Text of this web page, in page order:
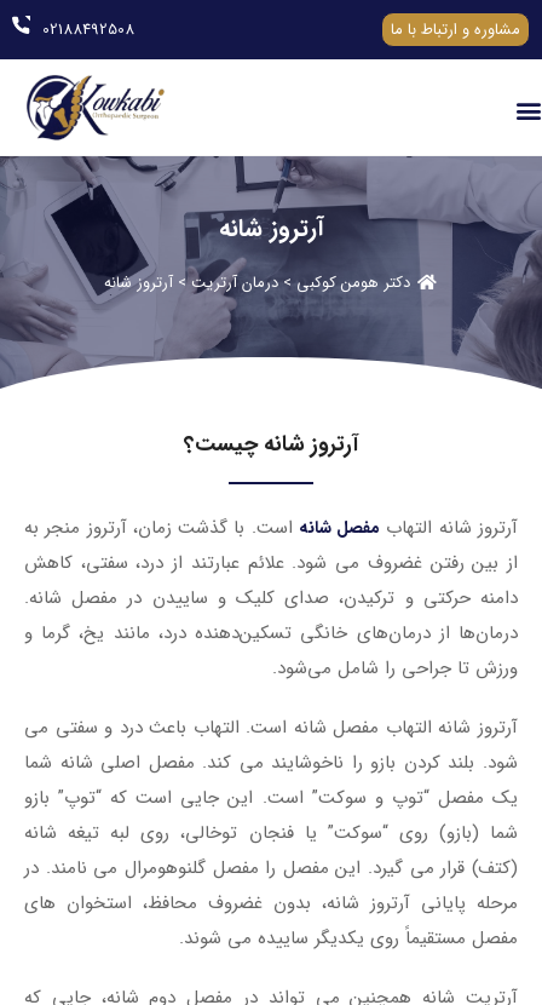
مشاوره و ارتباط با ما 02188492508
آرتروز شانه
دکتر هومن کوکبی >درمان آرتریت> آرتروز شانه
آرتروز شانه چیست؟
آرتروز شانه التهاب مفصل شانه است. با گذشت زمان، آرتروز منجر به
از بین رفتن غضروف می شود. علائم عبارتند از درد، سفتی، کاهش
دامنه حرکتی و ترکیدن، صدای کلیک و ساییدن در مفصل شانه.
درمان‌ها از درمان‌های خانگی تسکین‌دهنده درد، مانند یخ، گرما و
ورزش تا جراحی را شامل می‌شود.
آرتروز شانه التهاب مفصل شانه است. التهاب باعث درد و سفتی می
شود. بلند کردن بازو را ناخوشایند می کند. مفصل اصلی شانه شما
یک مفصل “توپ و سوکت” است. این جایی است که “توپ” بازو
شما (بازو) روی “سوکت” یا فنجان توخالی، روی لبه تیغه شانه
(کتف) قرار می گیرد. این مفصل را مفصل گلنوهومرال می نامند. در
مرحله پایانی آرتروز شانه، بدون غضروف محافظ، استخوان های
مفصل مستقیماً روی یکدیگر ساییده می شوند.
آرتریت شانه همچنین می تواند در مفصل دوم شانه، جایی که